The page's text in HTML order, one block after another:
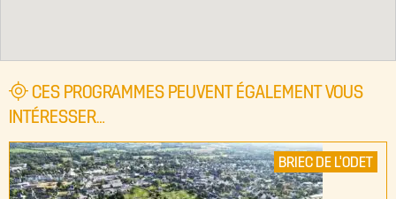
CES PROGRAMMES PEUVENT ÉGALEMENT VOUS
INTÉRESSER…
BRIEC DE L'ODET